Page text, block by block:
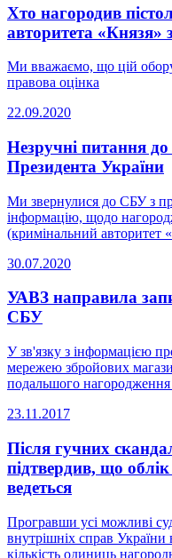
Хто нагородив
авторитета «Князя»
Ми вважаємо, що цій
правова оцінка
22.09.2020
Незручні питання
Президента України
Ми звернулися до СБУ з
інформацію, щодо
(кримінальний авторитет
30.07.2020
УАВЗ направила
СБУ
У зв'язку з інформацією
мережею збройових
подальшого
23.11.2017
Після гучних
підтвердив, що
ведеться
Програвши усі можливі
внутрішніх справ
кількість одиниць